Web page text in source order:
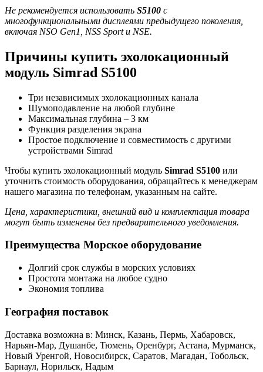
Не рекомендуется использовать S5100 с
многофункциональными дисплеями предыдущего поколения,
включая NSO Gen1, NSS Sport и NSE.
Причины купить эхолокационный
модуль Simrad S5100
Три независимых эхолокационных канала
Шумоподавление на любой глубине
Максимальная глубина – 3 км
Функция разделения экрана
Простое подключение и совместимость с другими
устройствами Simrad
Чтобы купить эхолокационный модуль Simrad S5100 или
уточнить стоимость оборудования, обращайтесь к менеджерам
нашего магазина по телефонам, указанным на сайте.
Цена, характеристики, внешний вид и комплектация товара
могут быть изменены без предварительного уведомления.
Преимущества Морское оборудование
Долгий срок службы в морских условиях
Простота монтажа на любое судно
Экономия топлива
География поставок
Доставка возможна в: Минск, Казань, Пермь, Хабаровск,
Нарьян-Мар, Душанбе, Тюмень, Оренбург, Астана, Мурманск,
Новый Уренгой, Новосибирск, Саратов, Магадан, Тобольск,
Барнаул, Норильск, Надым